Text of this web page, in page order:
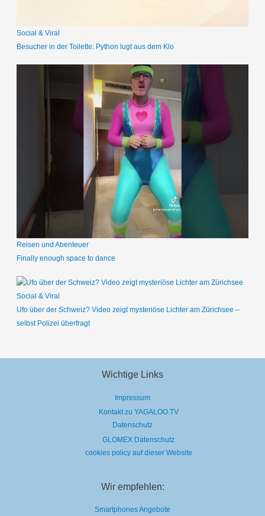
Social & Viral
Besucher in der Toilette: Python lugt aus dem Klo
Reisen und Abenteuer
Finally enough space to dance
Social & Viral
Ufo über der Schweiz? Video zeigt mysteriöse Lichter am Zürichsee –
selbst Polizei überfragt
Wichtige Links
Impressum
Kontakt zu YAGALOO.TV
Datenschutz
GLOMEX Datenschutz
cookies policy auf dieser Website
Wir empfehlen:
Smartphones Angebote